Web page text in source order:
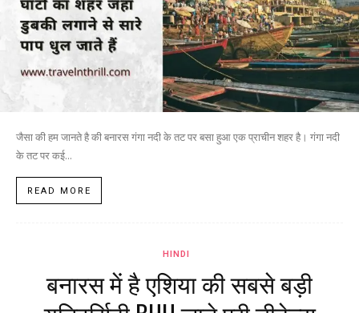
जैसा की हम जानते है की बनारस गंगा नदी के तट पर बसा हुआ एक प्राचीन शहर है। गंगा नदी
के तट पर कई...
READ MORE
HINDI
बनारस में है एशिया की सबसे बड़ी